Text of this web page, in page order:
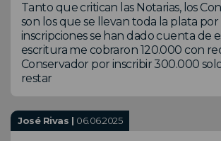
Tanto que critican las Notarias, los
son los que se llevan toda la plata por
inscripciones se han dado cuenta de
escritura me cobraron 120.000 con
Conservador por inscribir 300.000
restar
José Rivas | 06.06.2025